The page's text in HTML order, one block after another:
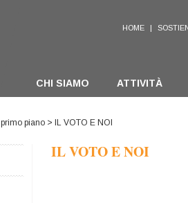
HOME |
CHI SIAMO ATTIVITÀ
primo piano > IL VOTO E NOI
IL VOTO E NOI